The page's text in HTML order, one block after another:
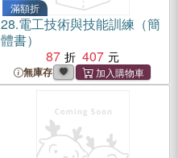
滿額折
28.電工技術與技能訓練（簡
體書）
87
407
無庫存